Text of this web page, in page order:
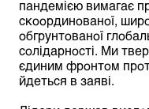
пандемією вимагає
скоординованої,
обгрунтованої
солідарності. Ми
єдиним фронтом проти
йдеться в заяві.